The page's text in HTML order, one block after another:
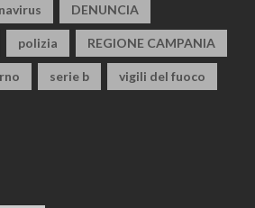
DENUNCIA
polizia REGIONE CAMPANIA
serie b vigili del fuoco